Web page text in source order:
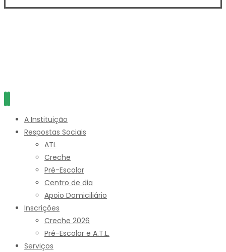
A Instituição
Respostas Sociais
ATL
Creche
Pré-Escolar
Centro de dia
Apoio Domiciliário
Inscrições
Creche 2026
Pré-Escolar e A.T.L.
Serviços